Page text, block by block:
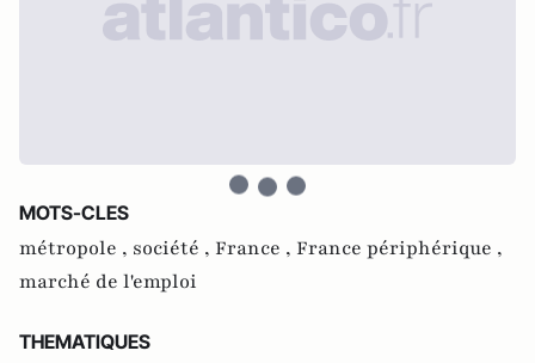
MOTS-CLES
métropole , société , France , France périphérique ,
marché de l'emploi
THEMATIQUES